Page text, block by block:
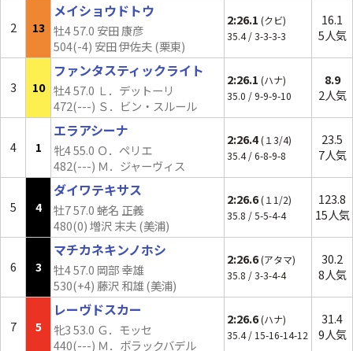
2 13
メイショウドトウ
牡4 57.0 安田 康彦
504(-4) 安田 伊佐夫 (栗東)
2:26.1 (クビ)
35.4 / 3-3-3-3
16.1
5人気
3 10
ファンタスティックライト
牡4 57.0 Ｌ．デットーリ
472(---) Ｓ．ビン・スルール
2:26.1 (ハナ)
35.0 / 9-9-9-10
8.9
2人気
4 1
エラアシーナ
牝4 55.0 Ｏ．ペリエ
482(---) Ｍ．ジャーヴィス
2:26.4(１3/4)
35.4 / 6-8-9-8
23.5
7人気
5 4
ダイワテキサス
牡7 57.0 蛯名 正義
480(0) 増沢 末夫 (美浦)
2:26.6(１1/2)
35.8 / 5-5-4-4
123.8
15人気
6 3
マチカネキンノホシ
牡4 57.0 岡部 幸雄
530(+4) 藤沢 和雄 (美浦)
2:26.6(アタマ)
35.8 / 3-3-4-4
30.2
8人気
7 5
レーヴドスカー
牝3 53.0 Ｇ．モッセ
440(---) Ｍ．ボラックバデル
2:26.6(ハナ)
35.4 / 15-16-14-12
31.4
9人気